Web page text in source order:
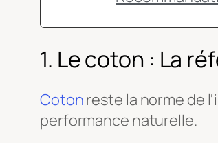
1. Le coton : La
Cotonreste la norme de
performance naturelle.